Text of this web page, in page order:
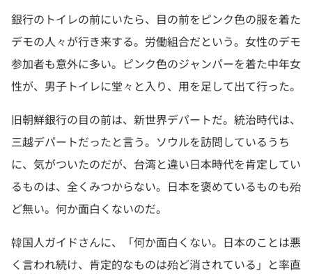
銀行のトイレの前にいたら、目の前をピンク色の服を着た
デモの人々が行き来する。労働組合だという。女性のデモ
参加者も意外に多い。ピンク色のジャンパーを着た中年女
性が、男子トイレに堂々と入り、用を足して出て行った。
旧朝鮮銀行の目の前は、新世界デパートだ。統治時代は、
三越デパートだったと言う。ソウルを訪問しているうち
に、気がついたのだが、台湾と違い日本時代を肯定してい
るものは、全くみつからない。日本を褒めているものも殆
ど無い。何か面白くないのだ。
韓国人ガイドさんに、「何か面白くない。日本のことは悪
く言われ続け、肯定的なものは殆ど消されている」と率直